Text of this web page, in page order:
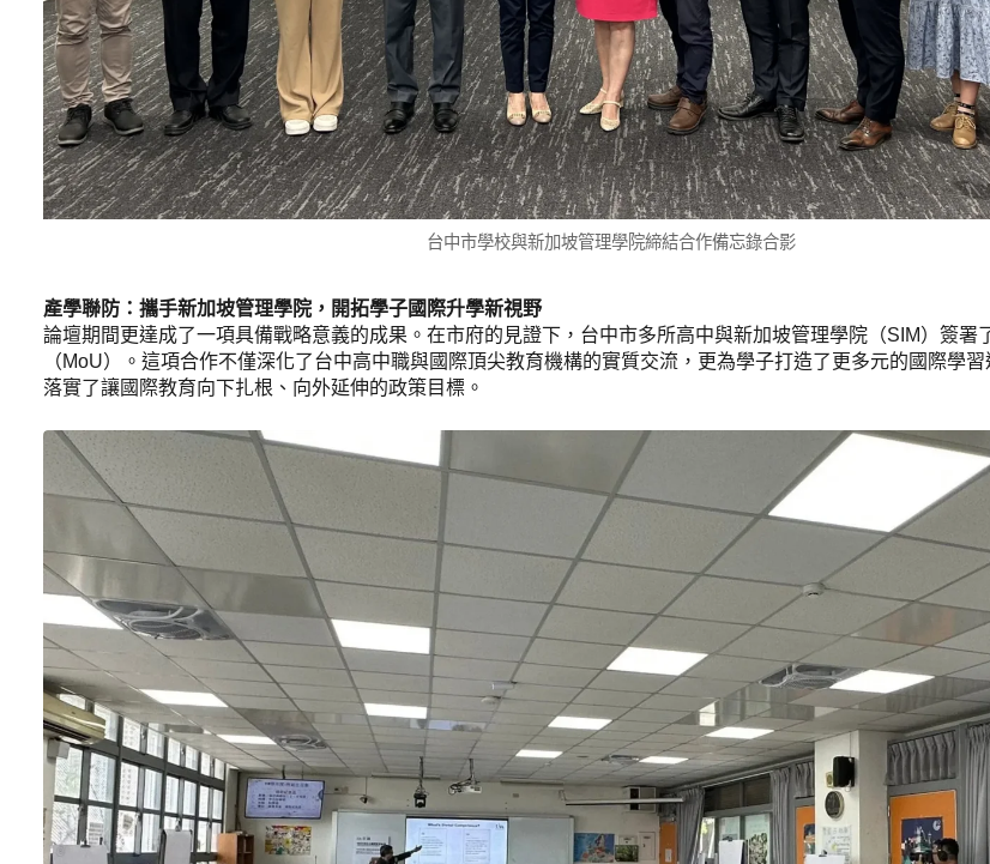
台中市學校與新加坡管理學院締結合作備忘錄合影
產學聯防：攜手新加坡管理學院，開拓學子國際升學新視野
論壇期間更達成了一項具備戰略意義的成果。在市府的見證下，台中市多所高中與新加坡管理學院（SIM）簽署
（MoU）。這項合作不僅深化了台中高中職與國際頂尖教育機構的實質交流，更為學子打造了更多元的國際學習
落實了讓國際教育向下扎根、向外延伸的政策目標。